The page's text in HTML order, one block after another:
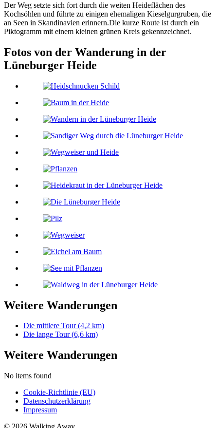
Der Weg setzte sich fort durch die weiten Heideflächen des
Kochsöhlen und führte zu einigen ehemaligen Kieselgurgruben, die
an Seen in Skandinavien erinnern.Die kurze Route ist durch ein
Piktogramm mit einem kleinen grünen Kreis gekennzeichnet.
Fotos von der Wanderung in der
Lüneburger Heide
Weitere Wanderungen
Die mittlere Tour (4,2 km)
Die lange Tour (6,6 km)
Weitere Wanderungen
No items found
Cookie-Richtlinie (EU)
Datenschutzerklärung
Impressum